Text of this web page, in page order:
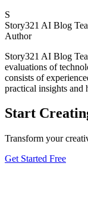
S
Story321 AI Blog
Author
Story321 AI Blog
evaluations of
consists of
practical insights and
Start
Transform your
Get Started Free